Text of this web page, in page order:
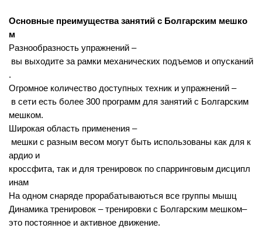
Основные преимущества занятий с Болгарским мешко
м
Разнообразность упражнений –
вы выходите за рамки механических подъемов и опусканий
.
Огромное количество доступных техник и упражнений –
в сети есть более 300 программ для занятий с Болгарским
мешком.
Широкая область применения –
мешки с разным весом могут быть использованы как для к
ардио и
кроссфита, так и для тренировок по спарринговым дисципл
инам
На одном снаряде прорабатываються все группы мышц
Динамика тренировок –тренировки с Болгарским мешком–
это постоянное и активное движение.